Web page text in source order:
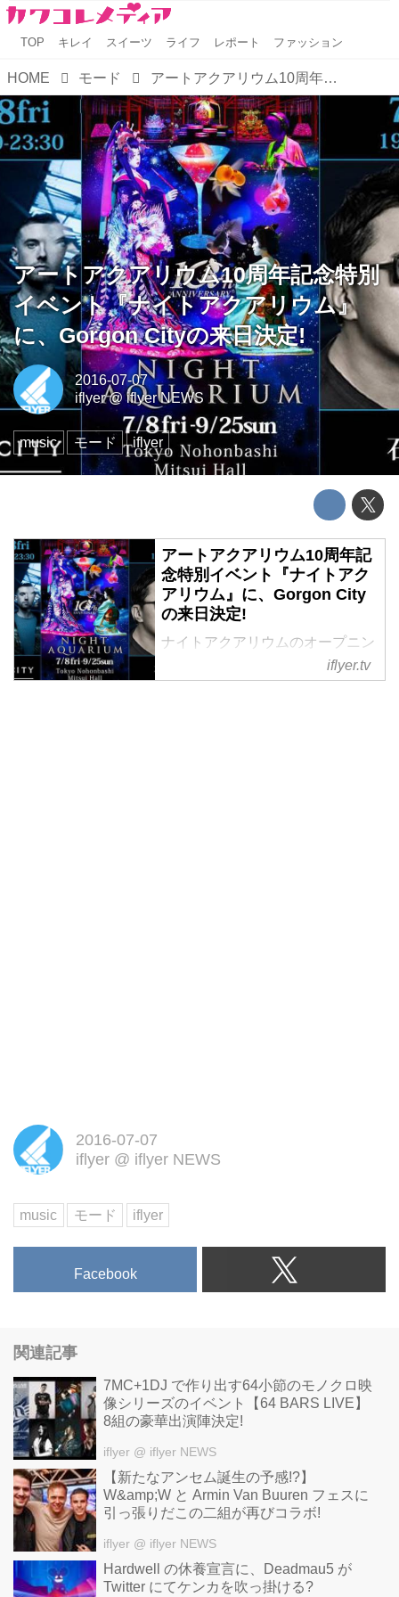
TOP キレイ スイーツ ライフ レポート ファッション
HOME モード アートアクアリウム10周年記念特別イベント『ナイトアクアリウム』に、Gorgon Cityの来日決定!
アートアクアリウム10周年記念特別
イベント『ナイトアクアリウム』
に、Gorgon Cityの来日決定!
2016-07-07
iflyer@iflyer NEWS
music モード iflyer
アートアクアリウム10周年記
念特別イベント『ナイトアク
アリウム』に、Gorgon City
の来日決定!
ナイトアクアリウムのオープニン
グ・ヘッドライナーに、ネクス
ト・ディスクロージャーとも称さ
iflyer.tv
2016-07-07
iflyer @ iflyer NEWS
music モード iflyer
Facebook
関連記事
7MC+1DJ で作り出す64小節のモノクロ映
像シリーズのイベント【64 BARS LIVE】
8組の豪華出演陣決定!
iflyer @ iflyer NEWS
【新たなアンセム誕生の予感!?】
W&amp;W と Armin Van Buuren フェスに
引っ張りだこの二組が再びコラボ!
iflyer @ iflyer NEWS
Hardwell の休養宣言に、Deadmau5 が
Twitter にてケンカを吹っ掛ける?